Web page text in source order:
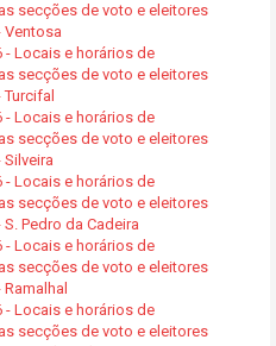
secções de voto e eleitores
Ventosa
- Locais e horários de
secções de voto e eleitores
- Locais e horários de
secções de voto e eleitores
- Locais e horários de
secções de voto e eleitores
Pedro da Cadeira
- Locais e horários de
secções de voto e eleitores
- Locais e horários de
secções de voto e eleitores